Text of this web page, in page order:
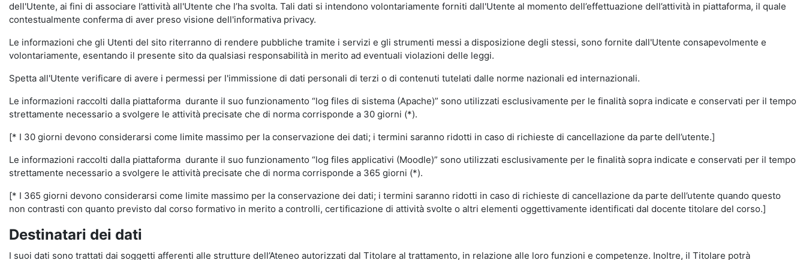
dell'Utente, ai fini di associare l’attività all'Utente che l’ha svolta. Tali dati si intendono volontariamente forniti dall'Utente al momento dell’effettuazione dell’attività in piattaforma, il quale
contestualmente conferma di aver preso visione dell'informativa privacy.
Le informazioni che gli Utenti del sito riterranno di rendere pubbliche tramite i servizi e gli strumenti messi a disposizione degli stessi, sono fornite dall'Utente consapevolmente e
volontariamente, esentando il presente sito da qualsiasi responsabilità in merito ad eventuali violazioni delle leggi.
Spetta all'Utente verificare di avere i permessi per l'immissione di dati personali di terzi o di contenuti tutelati dalle norme nazionali ed internazionali.
Le informazioni raccolti dalla piattaforma durante il suo funzionamento “log files di sistema (Apache)” sono utilizzati esclusivamente per le finalità sopra indicate e conservati per il tempo
strettamente necessario a svolgere le attività precisate che di norma corrisponde a 30 giorni (*).
[* I 30 giorni devono considerarsi come limite massimo per la conservazione dei dati; i termini saranno ridotti in caso di richieste di cancellazione da parte dell’utente.]
Le informazioni raccolti dalla piattaforma durante il suo funzionamento “log files applicativi (Moodle)” sono utilizzati esclusivamente per le finalità sopra indicate e conservati per il tempo
strettamente necessario a svolgere le attività precisate che di norma corrisponde a 365 giorni (*).
[* I 365 giorni devono considerarsi come limite massimo per la conservazione dei dati; i termini saranno ridotti in caso di richieste di cancellazione da parte dell’utente quando questo
non contrasti con quanto previsto dal corso formativo in merito a controlli, certificazione di attività svolte o altri elementi oggettivamente identificati dal docente titolare del corso.]
Destinatari dei dati
I suoi dati sono trattati dai soggetti afferenti alle strutture dell’Ateneo autorizzati dal Titolare al trattamento, in relazione alle loro funzioni e competenze. Inoltre, il Titolare potrà